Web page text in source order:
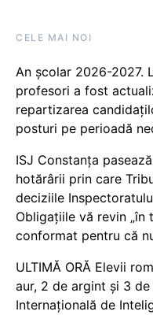
CELE MAI NOI
An școlar 2026-2027.
profesori a fost
repartizarea
posturi pe perioadă
ISJ Constanța
hotărârii prin care
deciziile
Obligațiile vă revin „în
conformat pentru că
ULTIMĂ ORĂ Elevii
aur, 2 de argint și 3
Internațională de